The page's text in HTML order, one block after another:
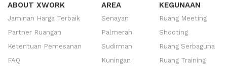
ABOUT XWORK
Jaminan Harga Terbaik
Partner Ruangan
Ketentuan Pemesanan
FAQ
AREA
Senayan
Palmerah
Sudirman
Kuningan
KEGUNAAN
Ruang Meeting
Shooting
Ruang Serbaguna
Ruang Training